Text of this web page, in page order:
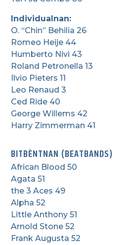
Individualnan:
O. “Chin” Behilia 26
Romeo Heije 44
Humberto Nivi 43
Roland Petronella 13
Ilvio Pieters 11
Leo Renaud 3
Ced Ride 40
George Willems 42
Harry Zimmerman 41
BITBÈNTNAN (BEATBANDS)
African Blood 50
Agata 51
the 3 Aces 49
Alpha 52
Little Anthony 51
Arnold Stone 52
Frank Augusta 52